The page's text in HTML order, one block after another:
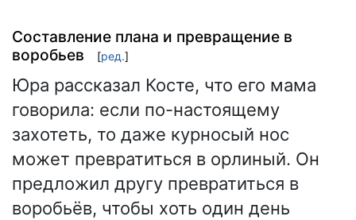
Составление плана и превращение в
воробьев
[ред.]
Юра рассказал Косте, что его мама
говорила: если по-настоящему
захотеть, то даже курносый нос
может превратиться в орлиный. Он
предложил другу превратиться в
воробьёв, чтобы хоть один день